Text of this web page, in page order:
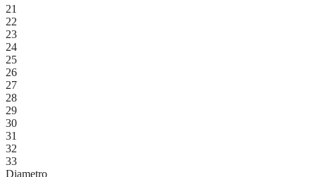
21
22
23
24
25
26
27
28
29
30
31
32
33
Diametro